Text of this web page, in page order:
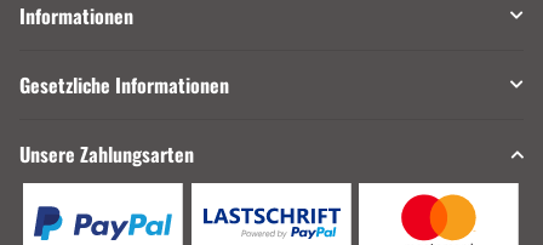
Informationen
Gesetzliche Informationen
Unsere Zahlungsarten